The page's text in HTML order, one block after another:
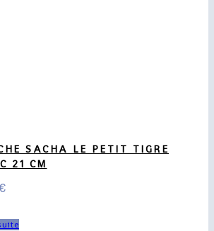
SACHA LE PETIT TIGRE
21 CM